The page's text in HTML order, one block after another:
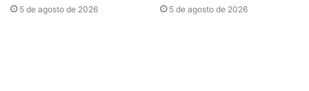
5 de agosto de 2026 5 de agosto de 2026